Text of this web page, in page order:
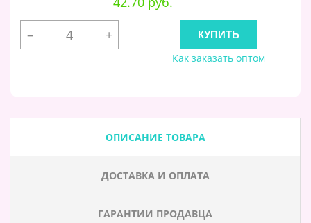
–
+
Как заказать оптом
ОПИСАНИЕ ТОВАРА
ДОСТАВКА И ОПЛАТА
ГАРАНТИИ ПРОДАВЦА